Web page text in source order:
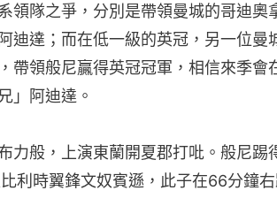
領隊之爭，分別是帶領曼城的哥迪奧
迪達；而在低一級的英冠，另一位曼
帶領般尼贏得英冠冠軍，相信來季會
」阿迪達。
力般，上演東蘭開夏郡打吡。般尼踢
利時翼鋒文奴賓遜，此子在66分鐘